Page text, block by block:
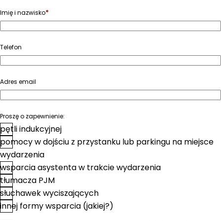
Imię i nazwisko*
Telefon
Adres email
Proszę o zapewnienie:
pętli indukcyjnej
pomocy w dojściu z przystanku lub parkingu na miejsce
wydarzenia
wsparcia asystenta w trakcie wydarzenia
tłumacza PJM
słuchawek wyciszających
innej formy wsparcia (jakiej?)